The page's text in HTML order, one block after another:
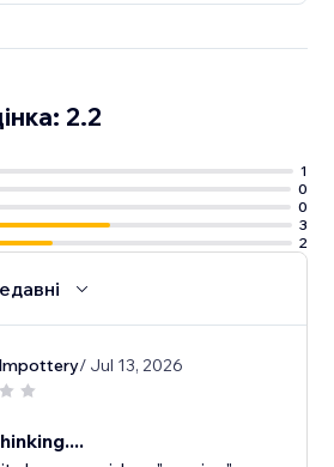
2.2
1
0
0
3
2
/ Jul 13, 2026